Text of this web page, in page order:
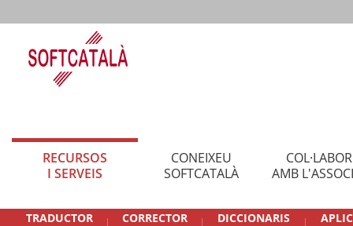
RECURSOS
I SERVEIS
CONEIXEU
SOFTCATALÀ
AMB
TRADUCTOR CORRECTOR DICCIONARIS